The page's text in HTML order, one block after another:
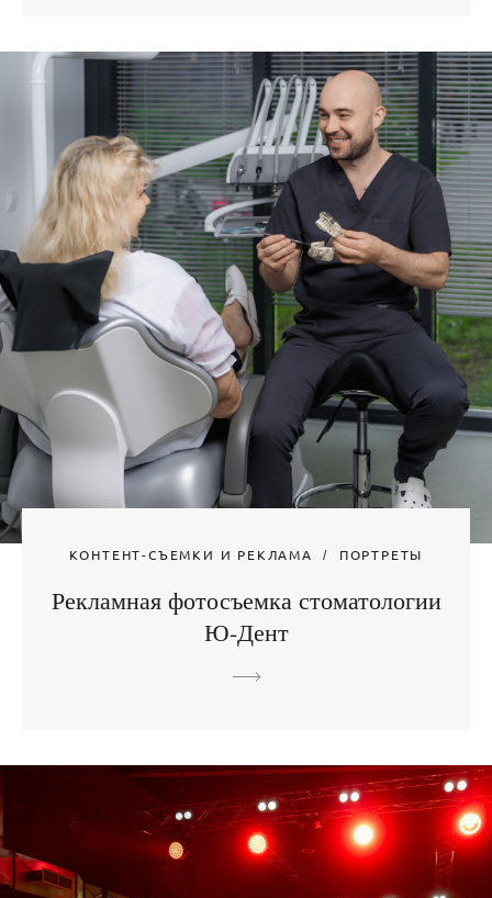
КОНТЕНТ-СЪЕМКИ И РЕКЛАМА ПОРТРЕТЫ
Рекламная фотосъемка стоматологии
Ю-Дент